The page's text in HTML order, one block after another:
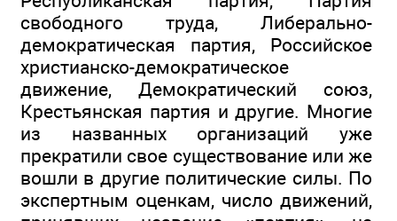
свободного труда, Либерально-
демократическая партия, Российское
христианско-демократическое
движение, Демократический союз,
Крестьянская партия и другие. Многие
из названных организаций уже
прекратили свое существование или же
вошли в другие политические силы. По
экспертным оценкам, число движений,